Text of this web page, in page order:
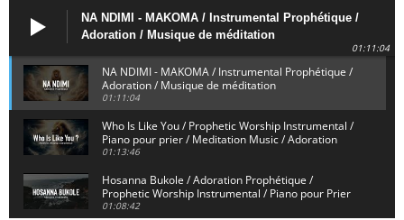
NA NDIMI - MAKOMA / Instrumental Prophétique /
Adoration / Musique de méditation
01:11:04
NA NDIMI - MAKOMA / Instrumental Prophétique /
Adoration / Musique de méditation
01:11:04
Who Is Like You / Prophetic Worship Instrumental /
Piano pour prier / Meditation Music / Adoration
01:13:46
Hosanna Bukole / Adoration Prophétique /
Prophetic Worship Instrumental / Piano pour Prier
01:08:42